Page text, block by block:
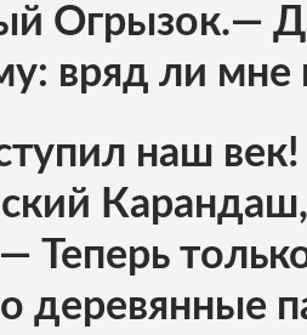
Огрызок.—
вряд ли мне
наш
Теперь
деревянные